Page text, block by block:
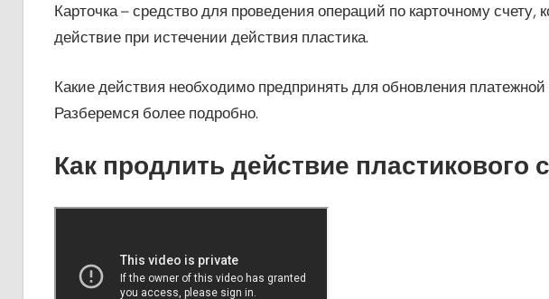
Карточка – средство для проведения операций по карточному счету,
действие при истечении действия пластика.
Какие действия необходимо предпринять для обновления платежной
Разберемся более подробно.
Как продлить действие пластикового